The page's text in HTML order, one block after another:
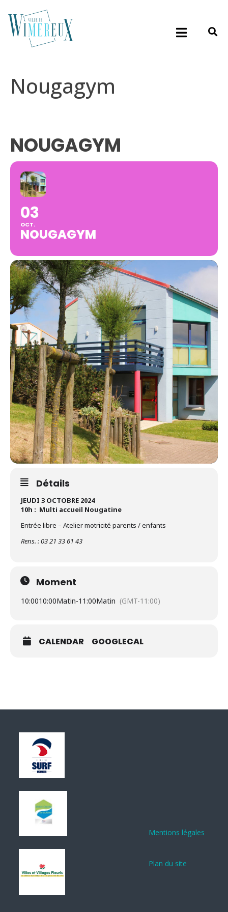
Nougagym
NOUGAGYM
03
OCT.
NOUGAGYM
Détails
JEUDI 3 OCTOBRE 2024
10h : Multi accueil Nougatine
Entrée libre – Atelier motricité parents / enfants
Rens. : 03 21 33 61 43
Moment
10:0010:00Matin-11:00Matin (GMT-11:00)
CALENDAR GOOGLECAL
Mentions légales
Plan du site